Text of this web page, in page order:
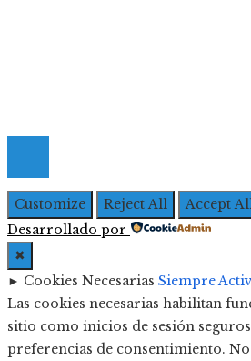
Customize Reject All
Accept All
Desarrollado por
✖
► Cookies Necesarias Siempre
Las cookies necesarias habilitan
sitio como inicios de sesión
preferencias de consentimiento.